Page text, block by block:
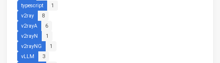
typescript
1
v2ray
8
v2rayA
6
v2rayN
1
v2rayNG
1
vLLM
3